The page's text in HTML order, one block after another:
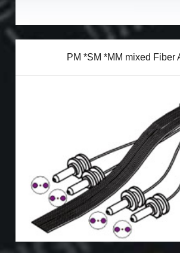
PM *SM *MM mixed Fiber